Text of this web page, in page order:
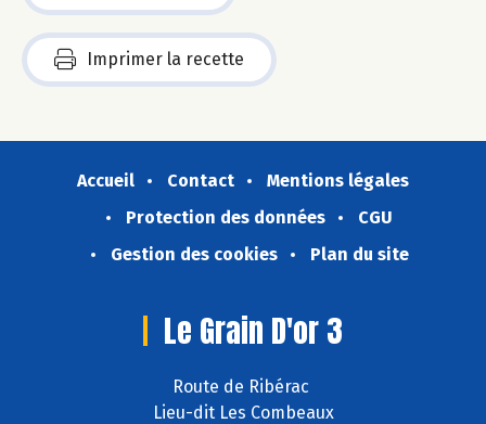
Imprimer la recette
Accueil Contact
Mentions légales
Protection des données
CGU
Gestion des cookies
Plan du site
Le Grain D'or 3
Route de Ribérac
Lieu-dit Les Combeaux